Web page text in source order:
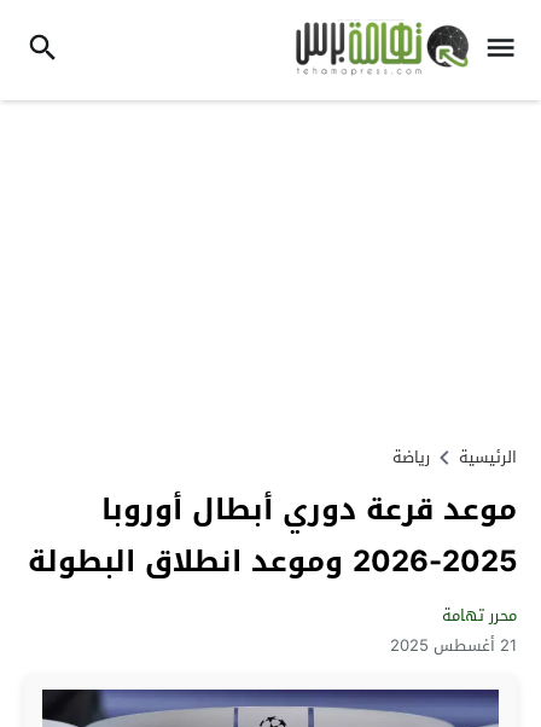
الرئيسية رياضة
موعد قرعة دوري أبطال أوروبا
2025-2026 وموعد انطلاق البطولة
محرر تهامة
21 أغسطس 2025